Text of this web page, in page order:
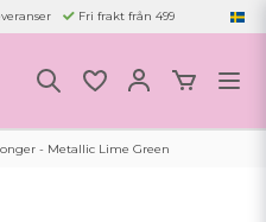
Fri frakt från 499
- Metallic Lime Green